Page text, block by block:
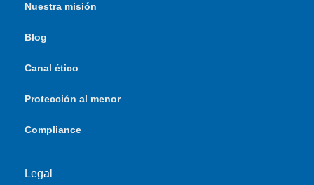
Nuestra misión
Blog
Canal ético
Protección al menor
Compliance
Legal